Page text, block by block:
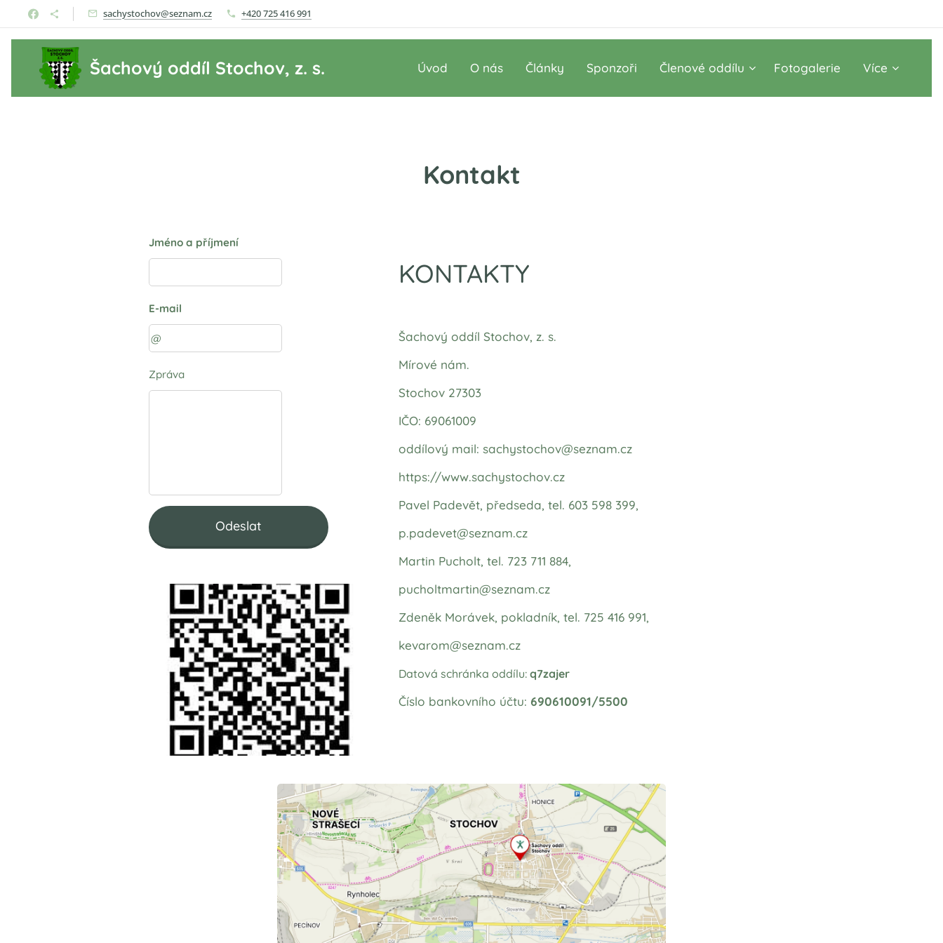
sachystochov@seznam.cz +420 725 416 991
Šachový oddíl Stochov, z. s. Úvod O nás Články Sponzoři Členové oddílu Fotogalerie Více
Kontakt
Jméno a příjmení
E-mail
Zpráva
Odeslat
KONTAKTY
Šachový oddíl Stochov, z. s.
Mírové nám.
Stochov 27303
IČO: 69061009
oddílový mail: sachystochov@seznam.cz
https://www.sachystochov.cz
Pavel Padevět, předseda, tel. 603 598 399,
p.padevet@seznam.cz
Martin Pucholt, tel. 723 711 884,
pucholtmartin@seznam.cz
Zdeněk Morávek, pokladník, tel. 725 416 991,
kevarom@seznam.cz
Datová schránka oddílu:q7zajer
Číslo bankovního účtu: 690610091/5500